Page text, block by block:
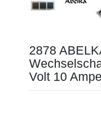
2878
Volt 10